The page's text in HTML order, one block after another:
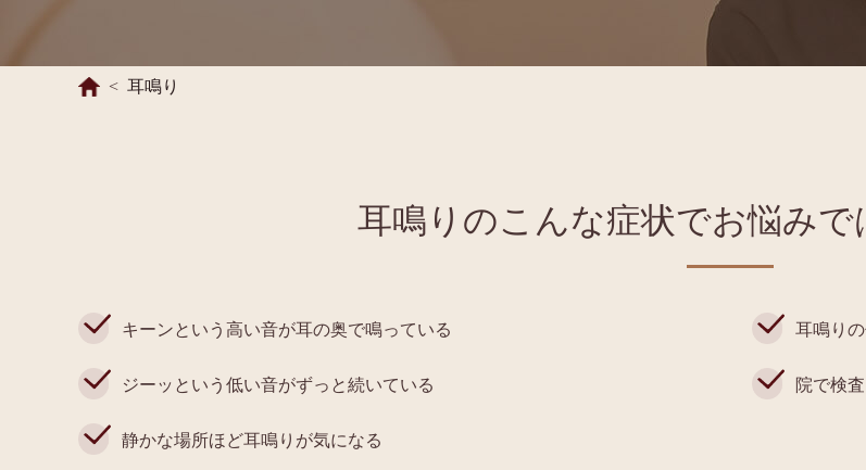
耳鳴り
耳鳴りのこんな症状でお悩みで
キーンという高い音が耳の奥で鳴っている
ジーッという低い音がずっと続いている
静かな場所ほど耳鳴りが気になる
耳鳴り
院で検